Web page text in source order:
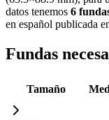
datos tenemos 6
en español publicada
Fundas
Tamaño